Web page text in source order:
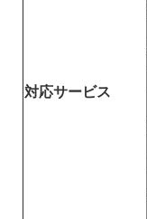
対応サービス